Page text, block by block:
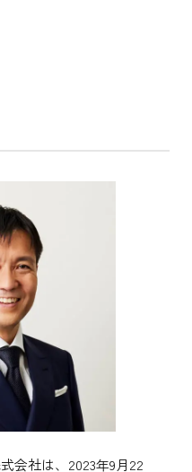
会社は、2023年9月22